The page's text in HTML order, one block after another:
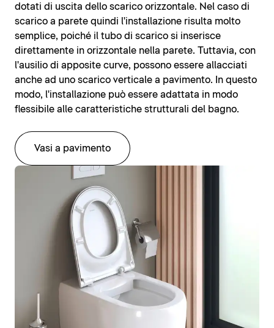
dotati di uscita dello scarico orizzontale. Nel caso di
scarico a parete quindi l'installazione risulta molto
semplice, poiché il tubo di scarico si inserisce
direttamente in orizzontale nella parete. Tuttavia, con
l'ausilio di apposite curve, possono essere allacciati
anche ad uno scarico verticale a pavimento. In questo
modo, l'installazione può essere adattata in modo
flessibile alle caratteristiche strutturali del bagno.
Vasi a pavimento